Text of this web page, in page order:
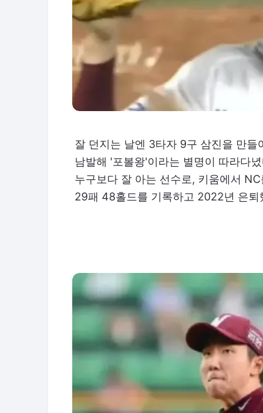
잘 던지는 날엔 3타자 9구 삼진을 만
남발해 '포볼왕'이라는 별명이 따라다
누구보다 잘 아는 선수로, 키움에서
29패 48홀드를 기록하고 2022년 은퇴